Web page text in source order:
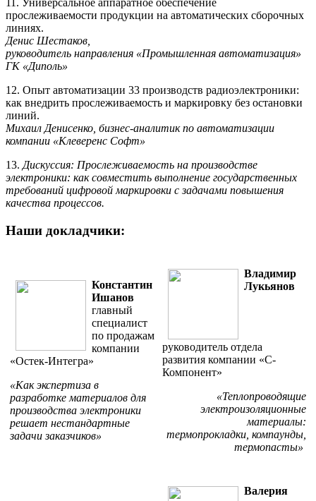
11. Универсальное аппаратное обеспечение
прослеживаемости продукции на автоматических сборочных
линиях.
Денис Шестаков,
руководитель направления «Промышленная автоматизация»
ГК «Диполь»
12. Опыт автоматизации 33 производств радиоэлектроники:
как внедрить прослеживаемость и маркировку без остановки
линий.
Михаил Денисенко, бизнес-аналитик по автоматизации
компании «Клеверенс Софт»
13. Дискуссия: Прослеживаемость на производстве
электроники: как совместить выполнение государственных
требований цифровой маркировки с задачами повышения
качества процессов.
Наши докладчики:
Константин
Ишанов
главный
специалист
по продажам
компании
«Остек-Интегра»
«Как экспертиза в
разработке материалов для
производства электроники
решает нестандартные
задачи заказчиков»
Владимир
Лукьянов
руководитель отдела
развития компании «С-
Компонент»
«Теплопроводящие
электроизоляционные
материалы:
термопрокладки, компаунды,
термопасты»
Валерия